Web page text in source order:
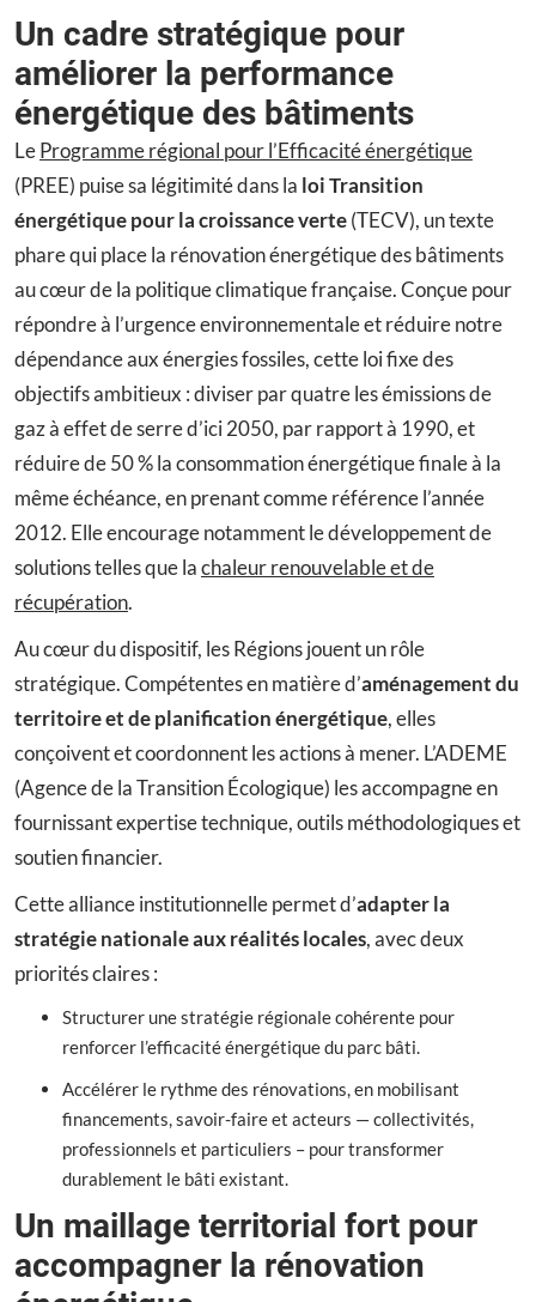
Un cadre stratégique pour
améliorer la performance
énergétique des bâtiments
LeProgramme régional pour l’Efficacité énergétique
(PREE) puise sa légitimité dans la loi Transition
énergétique pour la croissance verte(TECV), un texte
phare qui place la rénovation énergétique des bâtiments
au cœur de la politique climatique française. Conçue pour
répondre à l’urgence environnementale et réduire notre
dépendance aux énergies fossiles, cette loi fixe des
objectifs ambitieux : diviser par quatre les émissions de
gaz à effet de serre d’ici 2050, par rapport à 1990, et
réduire de 50 % la consommation énergétique finale à la
même échéance, en prenant comme référence l’année
2012. Elle encourage notamment le développement de
solutions telles que lachaleur renouvelable et de
récupération.
Au cœur du dispositif, les Régions jouent un rôle
stratégique. Compétentes en matière d’aménagement du
territoire et de planification énergétique, elles
conçoivent et coordonnent les actions à mener. L’ADEME
(Agence de la Transition Écologique) les accompagne en
fournissant expertise technique, outils méthodologiques et
soutien financier.
Cette alliance institutionnelle permet d’adapter la
stratégie nationale aux réalités locales, avec deux
priorités claires :
Structurer une stratégie régionale cohérente pour
renforcer l’efficacité énergétique du parc bâti.
Accélérer le rythme des rénovations, en mobilisant
financements, savoir-faire et acteurs — collectivités,
professionnels et particuliers – pour transformer
durablement le bâti existant.
Un maillage territorial fort pour
accompagner la rénovation